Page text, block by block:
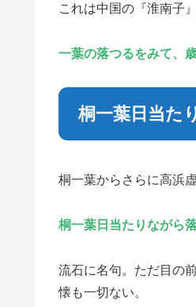
これは中国の『淮南子
一葉の落つるをみて、
桐一葉日当た
桐一葉からさらに高浜
桐一葉日当たりながら
流石に名句。ただ目の
懐も一切ない。